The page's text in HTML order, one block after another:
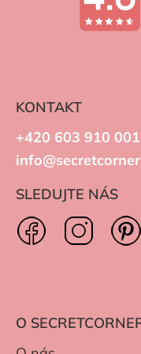
KONTAKT
+420 603 910 001
SLEDUJTE NÁS
O